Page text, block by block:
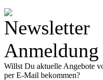
Willst Du aktuelle Angebote
per E-Mail bekommen?